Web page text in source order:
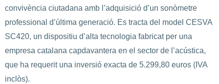
convivència ciutadana amb l’adquisició d’un sonòmetre
professional d’última generació. Es tracta del model CESVA
SC420, un dispositiu d’alta tecnologia fabricat per una
empresa catalana capdavantera en el sector de l’acústica,
que ha requerit una inversió exacta de 5.299,80 euros (IVA
inclòs).